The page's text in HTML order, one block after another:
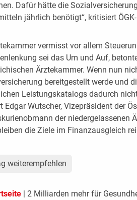
Dafür hätte die
jährlich benötigt“, kritisiert
vermisst vor allem
sei das Um und Auf,
Ärztekammer. Wenn nun
bereitgestellt werde und
Leistungskatalogs dadurch
Edgar Wutscher, Vizepräsident der
der niedergelassenen
die Ziele im Finanzausgleich
weiterempfehlen
| 2 Milliarden mehr für